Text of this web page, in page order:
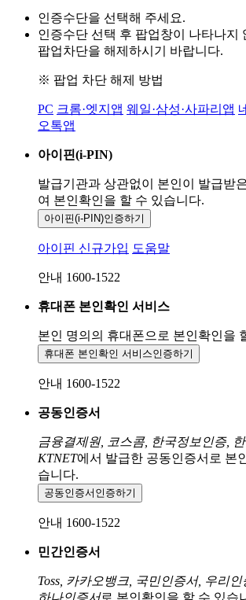
인증수단을 선택해 주세요.
인증수단 선택 후 팝업창이 나타나지
팝업차단을 해제하시기 바랍니다.
※ 팝업 차단 해제 방법
PC 크롬·엣지앱 웨일·삼성·사파리앱
오톡앱
아이핀(i-PIN)
발급기관과 상관없이 본인이 발급받
여 본인확인을 할 수 있습니다.
아이핀(i-PIN)인증하기
아이핀 신규가입 도움말
안내 1600-1522
휴대폰 본인확인 서비스
본인 명의의 휴대폰으로 본인확인을
휴대폰 본인확인 서비스인증하기
안내 1600-1522
공동인증서
금융결제원, 코스콤, 한국정보인증,
KTNET에서 발급한 공동인증서로 본
습니다.
공동인증서 인증하기
안내 1600-1522
민간인증서
Toss, 카카오뱅크, 국민인증서, 우리